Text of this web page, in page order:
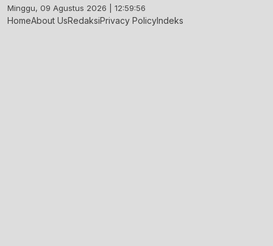
Skip
to
Minggu, 09 Agustus 2026 | 12:59:57
HomeAbout UsRedaksiPrivacy PolicyIndeks